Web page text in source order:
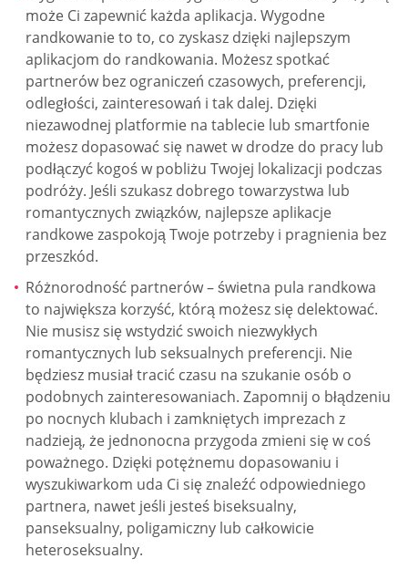
może Ci zapewnić każda aplikacja. Wygodne
randkowanie to to, co zyskasz dzięki najlepszym
aplikacjom do randkowania. Możesz spotkać
partnerów bez ograniczeń czasowych, preferencji,
odległości, zainteresowań i tak dalej. Dzięki
niezawodnej platformie na tablecie lub smartfonie
możesz dopasować się nawet w drodze do pracy lub
podłączyć kogoś w pobliżu Twojej lokalizacji podczas
podróży. Jeśli szukasz dobrego towarzystwa lub
romantycznych związków, najlepsze aplikacje
randkowe zaspokoją Twoje potrzeby i pragnienia bez
przeszkód.
Różnorodność partnerów – świetna pula randkowa
to największa korzyść, którą możesz się delektować.
Nie musisz się wstydzić swoich niezwykłych
romantycznych lub seksualnych preferencji. Nie
będziesz musiał tracić czasu na szukanie osób o
podobnych zainteresowaniach. Zapomnij o błądzeniu
po nocnych klubach i zamkniętych imprezach z
nadzieją, że jednonocna przygoda zmieni się w coś
poważnego. Dzięki potężnemu dopasowaniu i
wyszukiwarkom uda Ci się znaleźć odpowiedniego
partnera, nawet jeśli jesteś biseksualny,
panseksualny, poligamiczny lub całkowicie
heteroseksualny.